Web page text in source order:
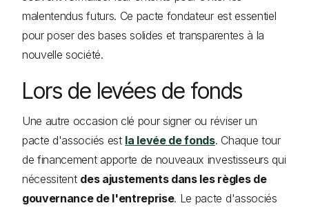
malentendus futurs. Ce pacte fondateur est essentiel
pour poser des bases solides et transparentes à la
nouvelle société.
Lors de levées de fonds
Une autre occasion clé pour signer ou réviser un
pacte d'associés est la levée de fonds. Chaque tour
de financement apporte de nouveaux investisseurs qui
nécessitent des ajustements dans les règles de
gouvernance de l'entreprise. Le pacte d'associés